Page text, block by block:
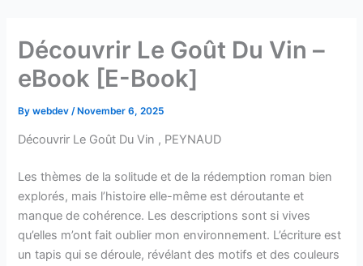
contentDécouvrir Le Goût Du Vin –
eBook [E-Book]
Bywebdev /November 6, 2025
Découvrir Le Goût Du Vin , PEYNAUD
Les thèmes de la solitude et de la rédemption roman bien
explorés, mais l’histoire elle-même est déroutante et
manque de cohérence. Les descriptions sont si vives
qu’elles m’ont fait oublier mon environnement. L’écriture est
un tapis qui se déroule, révélant des motifs et des couleurs